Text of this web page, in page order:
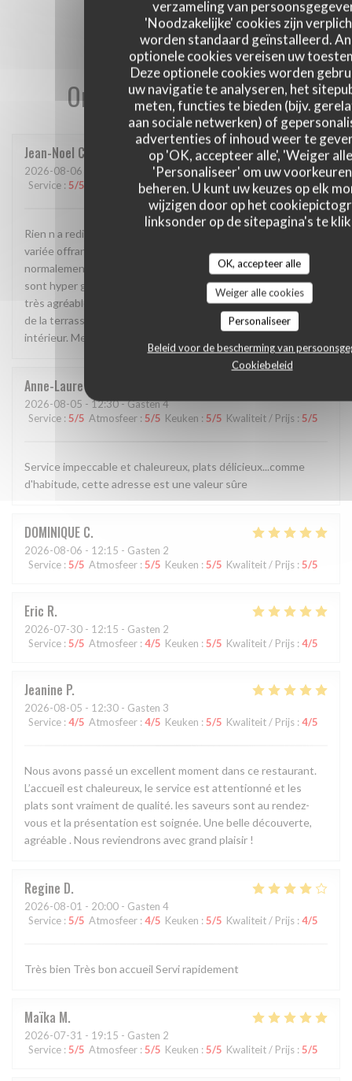
verzameling van
'Noodzakelijke' cookies zijn
worden standaard geïnstalleerd.
optionele cookies vereisen uw
Deze optionele cookies worden
uw navigatie te analyseren, het
meten, functies te bieden (bijv.
aan sociale netwerken) of
advertenties of inhoud weer te
op 'OK, accepteer alle', 'Weiger
'Personaliseer' om uw
beheren. U kunt uw keuzes op elk
wijzigen door op het
linksonder op de sitepagina's te
OK, accepteer alle
Weiger alle cookies
Personaliseer
Beleid voor de bescherming van
Cookiebeleid
Onze gastbeoordelingen
Jean-Noel C
2026-08-06 - 12:30 - Gasten 5
Service : 5/5 :4/5 Keuken : 4/5 Kwaliteit / Prijs : 5/5
Rien n a redire. La cadre est vraiment atypique. Une carte
variée offrant des plats très différents permettant
normalement a chacun de trouver son bonheur. Les desserts
sont hyper genereux. Service rapide et surtout 2 personnes
très agréables. On va devoir revenir car nous avons pu profité
de la terrasse grâce à la météo mais le spectacle est a l
intérieur. Merci et continué comme ça
Anne-Laure
2026-08-05 - 12:30 - Gasten 4
Service : 5/5 Atmosfeer : 5/5 Keuken : 5/5 Kwaliteit / Prijs : 5/5
Service impeccable et chaleureux, plats délicieux...comme
d'habitude, cette adresse est une valeur sûre
DOMINIQUE C
2026-08-06 - 12:15 - Gasten 2
Service : 5/5 Atmosfeer : 5/5 Keuken :5/5 Kwaliteit / Prijs : 5/5
Eric R
2026-07-30 - 12:15 - Gasten 2
Service : 5/5 Atmosfeer : 4/5 Keuken : 5/5 Kwaliteit / Prijs : 4/5
Jeanine P
2026-08-05 - 12:30 - Gasten 3
Service : 4/5 Atmosfeer : 4/5 Keuken : 5/5 Kwaliteit / Prijs : 4/5
Nous avons passé un excellent moment dans ce restaurant.
L’accueil est chaleureux, le service est attentionné et les
plats sont vraiment de qualité. les saveurs sont au rendez-
vous et la présentation est soignée. Une belle découverte,
agréable . Nous reviendrons avec grand plaisir !
Regine D
2026-08-01 - 20:00 - Gasten 4
Service : 5/5 Atmosfeer : 4/5 Keuken : 5/5 Kwaliteit / Prijs : 4/5
Très bien Très bon accueil Servi rapidement
Maïka M
2026-07-31 - 19:15 - Gasten 2
Service : 5/5 Atmosfeer : 5/5 Keuken : 5/5 Kwaliteit / Prijs : 5/5